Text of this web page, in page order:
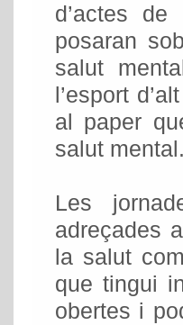
d’actes de
posaran
salut
l’esport
al paper
salut mental.
Les
adreçades
la salut
que tingui
obertes i